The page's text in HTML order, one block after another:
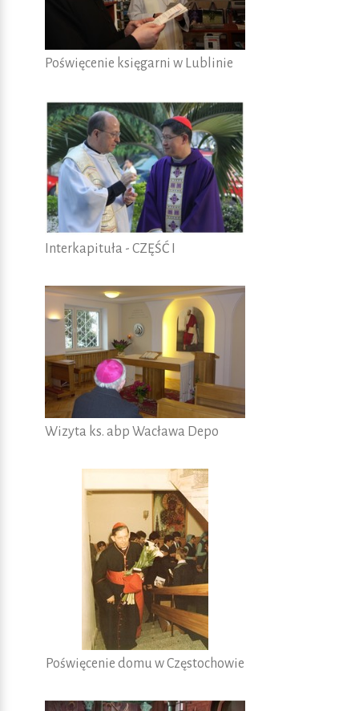
Poświęcenie księgarni w Lublinie
Interkapituła - CZĘŚĆ I
Wizyta ks. abp Wacława Depo
Poświęcenie domu w Częstochowie